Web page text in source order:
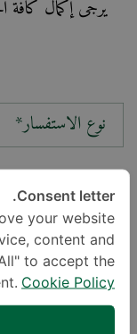
نوع الاستفسار*
الموقع*
سؤالك*
Consent letter.
your website
content and
to accept the
Cookie Policy